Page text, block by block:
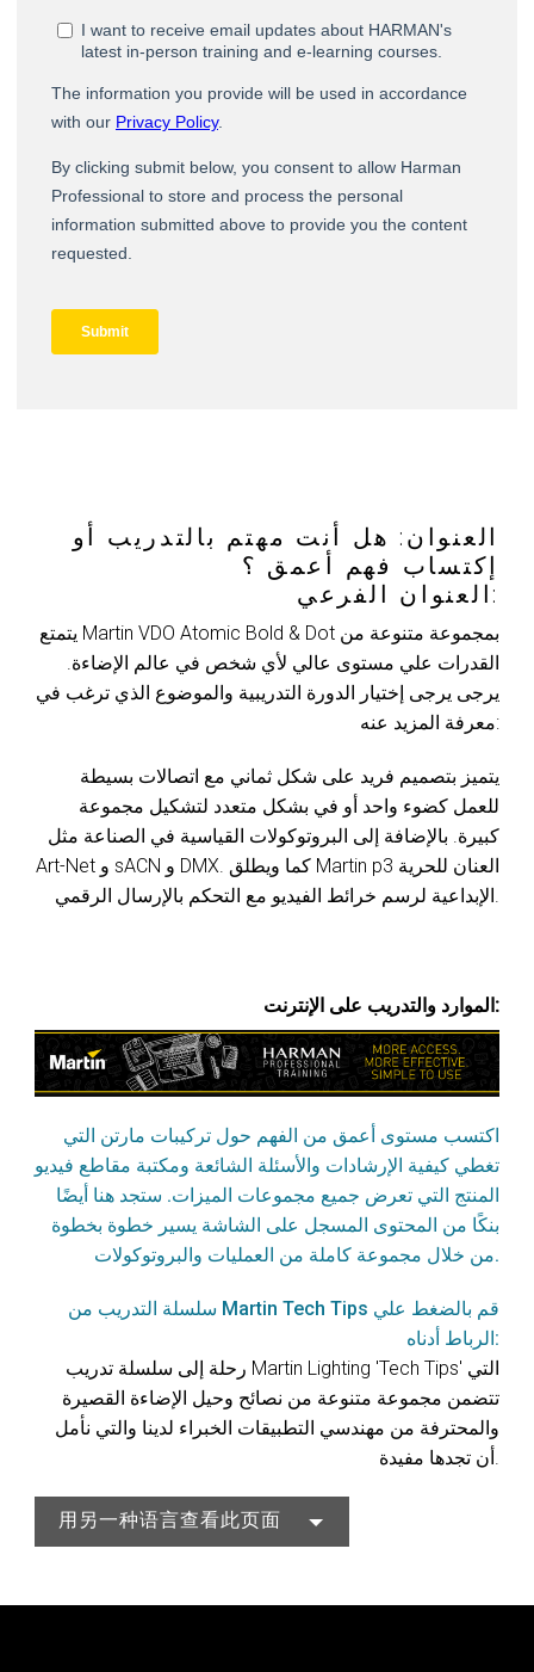
العنوان: هل أنت مهتم بالتدريب أو
إكتساب فهم أعمق ؟
العنوان الفرعي:
يتمتع Martin VDO Atomic Bold & Dot بمجموعة متنوعة من
القدرات علي مستوى عالي لأي شخص في عالم الإضاءة.
يرجى يرجى إختيار الدورة التدريبية والموضوع الذي ترغب في
معرفة المزيد عنه:
يتميز بتصميم فريد على شكل ثماني مع اتصالات بسيطة
للعمل كضوء واحد أو في بشكل متعدد لتشكيل مجموعة
كبيرة. بالإضافة إلى البروتوكولات القياسية في الصناعة مثل
Art-Net و sACN و DMX. كما ويطلق Martin p3 العنان للحرية
الموارد والتدريب على الإنترنت:
اكتسب مستوى أعمق من الفهم حول تركيبات مارتن التي
تغطي كيفية الإرشادات والأسئلة الشائعة ومكتبة مقاطع فيديو
المنتج التي تعرض جميع مجموعات الميزات. ستجد هنا أيضًا
بنكًا من المحتوى المسجل على الشاشة يسير خطوة بخطوة
من خلال مجموعة كاملة من العمليات والبروتوكولات.
سلسلة التدريب من Martin Tech Tips قم بالضغط علي
الرباط أدناه:
رحلة إلى سلسلة تدريب Martin Lighting 'Tech Tips' التي
تتضمن مجموعة متنوعة من نصائح وحيل الإضاءة القصيرة
والمحترفة من مهندسي التطبيقات الخبراء لدينا والتي نأمل
أن تجدها مفيدة.
用另一种语言查看此页面